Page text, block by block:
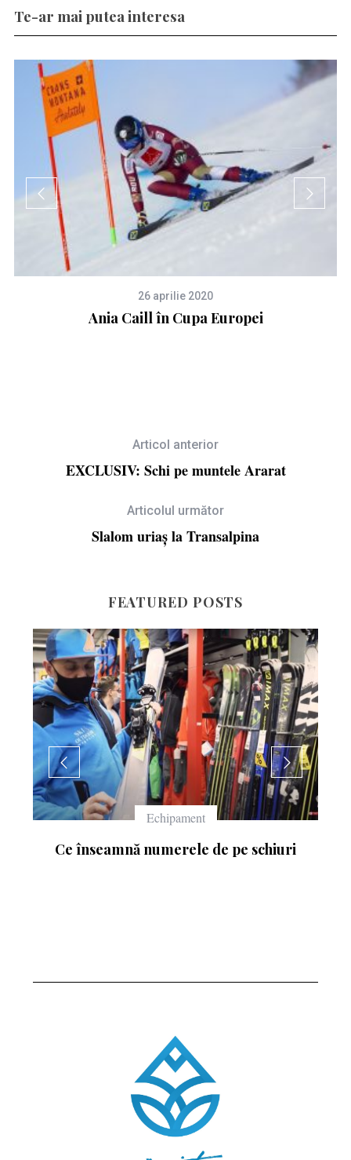
Te-ar mai putea interesa
26 aprilie 2020
Ania Caill în Cupa Europei
Articol anterior
EXCLUSIV: Schi pe muntele Ararat
Articolul următor
Slalom uriaș la Transalpina
FEATURED POSTS
Echipament
Ce înseamnă numerele de pe schiuri